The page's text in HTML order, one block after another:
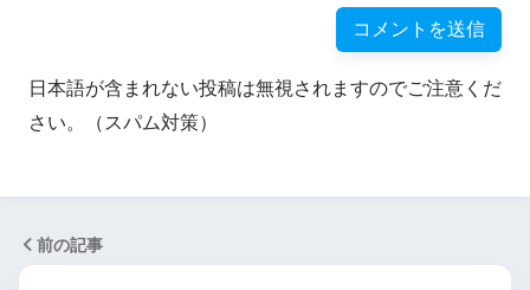
日本語が含まれない投稿は無視されますのでご注意くだ
さい。（スパム対策）
前の記事